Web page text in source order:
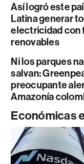
Así logró este
Latina generar
electricidad con
renovables
Ni los parques
salvan:
preocupante
Amazonía
Económicas